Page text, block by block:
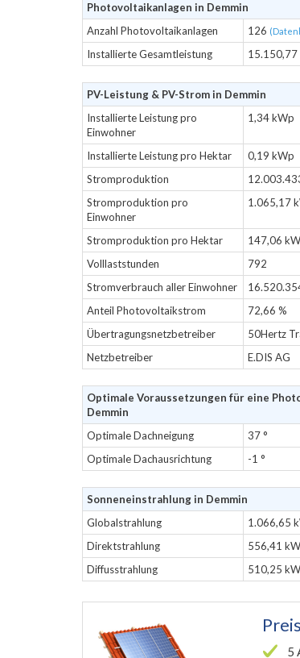
Photovoltaikanlagen in Demmin
Anzahl Photovoltaikanlagen
126
Installierte Gesamtleistung 15.150,77
PV-Leistung & PV-Strom in Demmin
Installierte Leistung pro
Einwohner
1,34 kWp
Installierte Leistung pro Hektar
0,19 kWp
Stromproduktion
Stromproduktion pro
Einwohner
1.065,17
Stromproduktion pro Hektar
147,06
Volllaststunden
792
Stromverbrauch aller Einwohner
Anteil Photovoltaikstrom
72,66 %
Übertragungsnetzbetreiber
50Hertz
Netzbetreiber
E.DIS AG
Optimale Voraussetzungen für eine
Demmin
Optimale Dachneigung
37 °
Optimale Dachausrichtung
-1 °
Sonneneinstrahlung in Demmin
Globalstrahlung
1.066,65
Direktstrahlung
556,41
Diffusstrahlung
510,25
5